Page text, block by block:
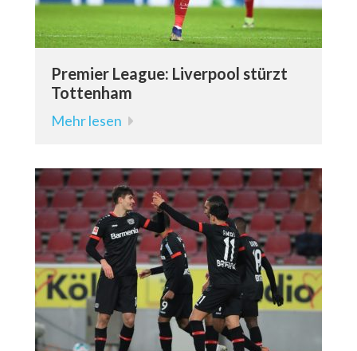
Premier League: Liverpool stürzt
Tottenham
Mehr lesen